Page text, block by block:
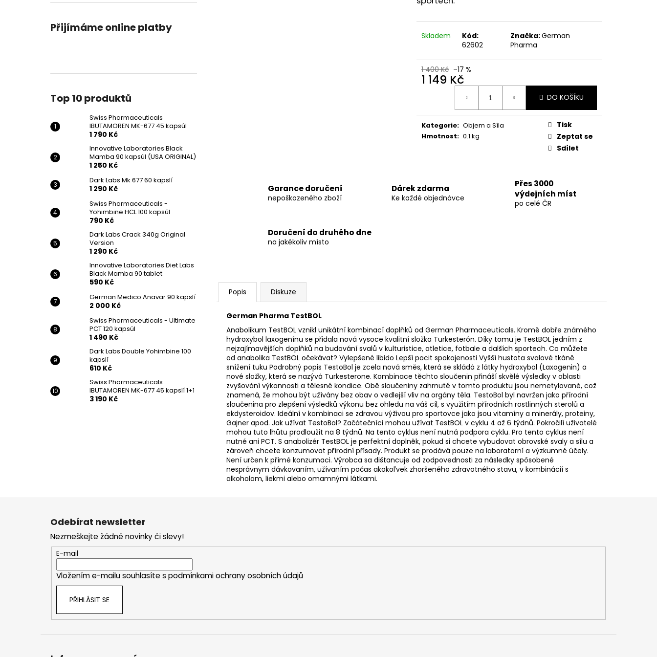
Přijímáme online platby
Top 10 produktů
Swiss Pharmaceuticals
IBUTAMOREN MK-677 45 kapsúl
1 790 Kč
Innovative Laboratories Black
Mamba 90 kapsúl (USA ORIGINAL)
1 250 Kč
Dark Labs Mk 677 60 kapslí
1 290 Kč
Swiss Pharmaceuticals -
Yohimbine HCL 100 kapsúl
790 Kč
Dark Labs Crack 340g Original
Version
1 290 Kč
Innovative Laboratories Diet Labs
Black Mamba 90 tablet
590 Kč
German Medico Anavar 90 kapslí
2 000 Kč
Swiss Pharmaceuticals - Ultimate
PCT 120 kapsúl
1 490 Kč
Dark Labs Double Yohimbine 100
kapslí
610 Kč
Swiss Pharmaceuticals
IBUTAMOREN MK-677 45 kapslí 1+1
3 190 Kč
Skladem
Kód:
62602
Značka:German
Pharma
1 400 Kč –17 %
1 149 Kč
DO KOŠÍKU
Kategorie: Objem a Síla
Hmotnost: 0.1 kg
Tisk
Zeptat se
Sdílet
Garance doručení
nepoškozeného zboží
Dárek zdarma
Ke každé objednávce
Přes 3000
výdejních míst
po celé ČR
Doručení do druhého dne
na jakékoliv místo
Popis Diskuze
German Pharma TestBOL
Anabolikum TestBOL vznikl unikátní kombinací doplňků od German Pharmaceuticals. Kromě dobře známého
hydroxybol laxogenínu se přidala nová vysoce kvalitní složka Turkesterón. Díky tomu je TestBOL jedním z
nejzajímavějších doplňků na budování svalů v kulturistice, atletice, fotbale a dalších sportech. Co můžete
od anabolika TestBOL očekávat? Vylepšené libido Lepší pocit spokojenosti Vyšší hustota svalové tkáně
snížení tuku Podrobný popis TestoBol je zcela nová směs, která se skládá z látky hydroxybol (Laxogenin) a
nové složky, která se nazývá Turkesterone. Kombinace těchto sloučenin přináší skvělé výsledky v oblasti
zvyšování výkonnosti a tělesné kondice. Obě sloučeniny zahrnuté v tomto produktu jsou nemetylované, což
znamená, že mohou být užívány bez obav o vedlejší vliv na orgány těla. TestoBol byl navržen jako přírodní
sloučenina pro zlepšení výsledků výkonu bez ohledu na váš cíl, s využitím přírodních rostlinných sterolů a
ekdysteroidov. Ideální v kombinaci se zdravou výživou pro sportovce jako jsou vitamíny a minerály, proteiny,
Gajner apod. Jak užívat TestoBol? Začátečníci mohou užívat TestBOL v cyklu 4 až 6 týdnů. Pokročilí uživatelé
mohou tuto lhůtu prodloužit na 8 týdnů. Na tento cyklus není nutná podpora cyklu. Pro tento cyklus není
nutné ani PCT. S anabolizér TestBOL je perfektní doplněk, pokud si chcete vybudovat obrovské svaly a sílu a
zároveň chcete konzumovat přírodní přísady. Produkt se prodává pouze na laboratorní a výzkumné účely.
Není určen k přímé konzumaci. Výrobca sa dištancuje od zodpovednosti za následky spôsobené
nesprávnym dávkovaním, užívaním počas akokoľvek zhoršeného zdravotného stavu, v kombinácií s
alkoholom, liekmi alebo omamnými látkami.
SWISS PHARMACEUTICALS IBUTAMOREN
1 790 Kč
Původně: 2 190 Kč
DARK LABS MK 677 60 KAPSLÍ
1 490 Kč
Z
Odebírat newsletter
Nezmeškejte žádné novinky či slevy!
E-mail
Vložením e-mailu souhlasíte s podmínkami ochrany osobních údajů
PŘIHLÁSIT SE